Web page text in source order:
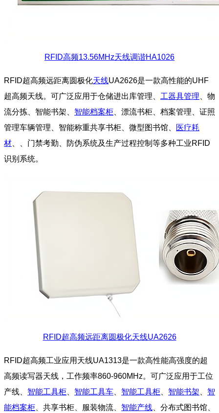
RFID高频13.56MHz天线调谐HA1026
RFID超高频远距离圆极化天线UA2626是一款高性能的UHF
超高频天线。可广泛应用于仓储进出库管理、 工器具管理 、物
流分拣、智能书架、 智能档案柜 、漂流书柜、档案管理、证照
管理车辆管理、智能称重共享书柜、微型图书馆、
医疗耗
材 、、门禁考勤、防伪系统及生产过程控制等多种工业RFID
识别系统。
RFID超高频远距离圆极化天线UA2626
RFID超高频工业应用天线UA1313是一款高性能高强度的超
高频读写器天线，工作频率860-960MHz。可广泛应用于工位
产线、 智能工具柜 智能工具车 智能工具柜 智能书架
智
能档案柜 、共享书柜、服装物流、 智能产线 、分布式图书馆、